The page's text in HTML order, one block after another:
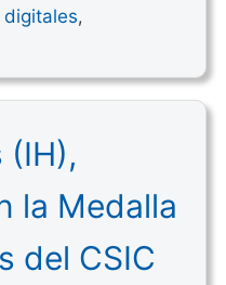
,
(IH),
la Medalla
del CSIC